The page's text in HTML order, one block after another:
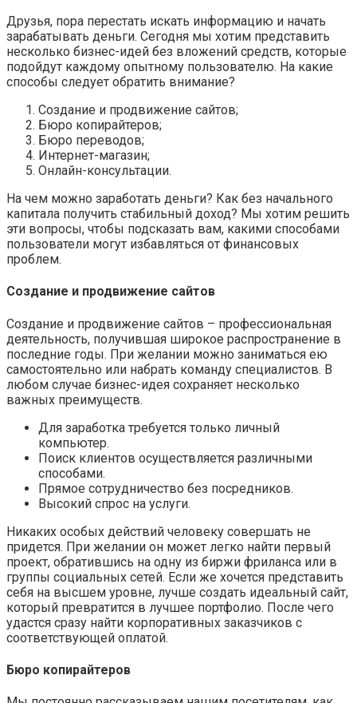
Друзья, пора перестать искать информацию и начать
зарабатывать деньги. Сегодня мы хотим представить
несколько бизнес-идей без вложений средств, которые
подойдут каждому опытному пользователю. На какие
способы следует обратить внимание?
Создание и продвижение сайтов;
Бюро копирайтеров;
Бюро переводов;
Интернет-магазин;
Онлайн-консультации.
На чем можно заработать деньги? Как без начального
капитала получить стабильный доход? Мы хотим решить
эти вопросы, чтобы подсказать вам, какими способами
пользователи могут избавляться от финансовых
проблем.
Создание и продвижение сайтов
Создание и продвижение сайтов – профессиональная
деятельность, получившая широкое распространение в
последние годы. При желании можно заниматься ею
самостоятельно или набрать команду специалистов. В
любом случае бизнес-идея сохраняет несколько
важных преимуществ.
Для заработка требуется только личный
компьютер.
Поиск клиентов осуществляется различными
способами.
Прямое сотрудничество без посредников.
Высокий спрос на услуги.
Никаких особых действий человеку совершать не
придется. При желании он может легко найти первый
проект, обратившись на одну из биржи фриланса или в
группы социальных сетей. Если же хочется представить
себя на высшем уровне, лучше создать идеальный сайт,
который превратится в лучшее портфолио. После чего
удастся сразу найти корпоративных заказчиков с
соответствующей оплатой.
Бюро копирайтеров